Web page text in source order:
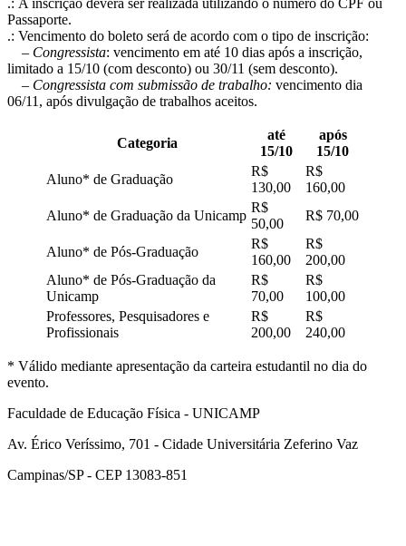
Passaporte.
.: Vencimento do boleto será de acordo com o tipo de inscrição:
– Congressista: vencimento em até 10 dias após a inscrição,
limitado a 15/10 (com desconto) ou 30/11 (sem desconto).
– Congressista com submissão de trabalho: vencimento dia
06/11, após divulgação de trabalhos aceitos.
Categoria
até
15/10
após
15/10
Aluno* de Graduação
R$
130,00
R$
160,00
Aluno* de Graduação da Unicamp
R$
50,00
R$ 70,00
Aluno* de Pós-Graduação
R$
160,00
R$
200,00
Aluno* de Pós-Graduação da
Unicamp
R$
70,00
R$
100,00
Professores, Pesquisadores e
Profissionais
R$
200,00
R$
240,00
* Válido mediante apresentação da carteira estudantil no dia do
evento.
Faculdade de Educação Física - UNICAMP
Av. Érico Veríssimo, 701 - Cidade Universitária Zeferino Vaz
Campinas/SP - CEP 13083-851